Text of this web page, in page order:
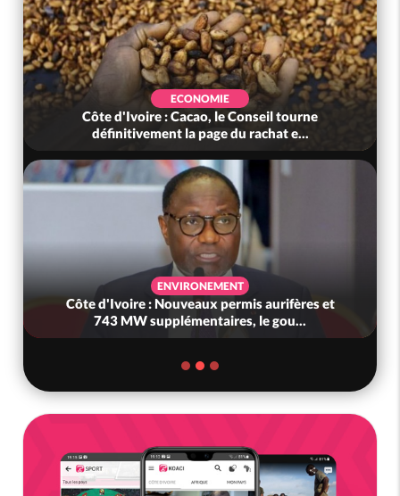
ECONOMIE
Côte d'Ivoire : Cacao, le Conseil tourne
définitivement la page du rachat e...
ENVIRONEMENT
Côte d'Ivoire : Nouveaux permis aurifères et
743 MW supplémentaires, le gou...